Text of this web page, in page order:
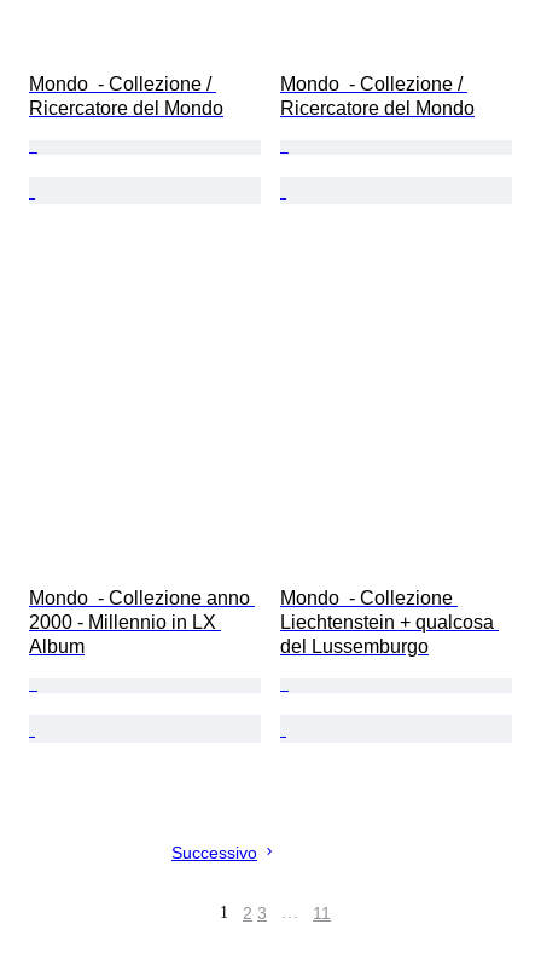
Mondo  - Collezione /
Ricercatore del Mondo
Mondo  - Collezione /
Ricercatore del Mondo
Mondo  - Collezione anno
2000 - Millennio in LX
Album
Mondo  - Collezione
Liechtenstein + qualcosa
del Lussemburgo
Successivo
1 2 3 … 11